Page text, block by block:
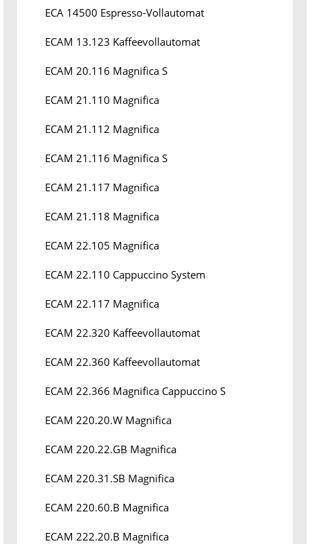
ECA 14500 Espresso-Vollautomat
ECAM 13.123 Kaffeevollautomat
ECAM 20.116 Magnifica S
ECAM 21.110 Magnifica
ECAM 21.112 Magnifica
ECAM 21.116 Magnifica S
ECAM 21.117 Magnifica
ECAM 21.118 Magnifica
ECAM 22.105 Magnifica
ECAM 22.110 Cappuccino System
ECAM 22.117 Magnifica
ECAM 22.320 Kaffeevollautomat
ECAM 22.360 Kaffeevollautomat
ECAM 22.366 Magnifica Cappuccino S
ECAM 220.20.W Magnifica
ECAM 220.22.GB Magnifica
ECAM 220.31.SB Magnifica
ECAM 220.60.B Magnifica
ECAM 222.20.B Magnifica